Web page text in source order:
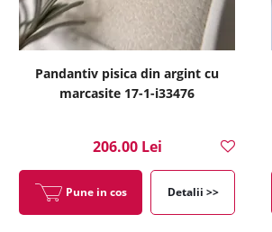
Pandantiv pisica din argint cu
marcasite 17-1-i33476
206.00 Lei
Pune in cos Detalii >>